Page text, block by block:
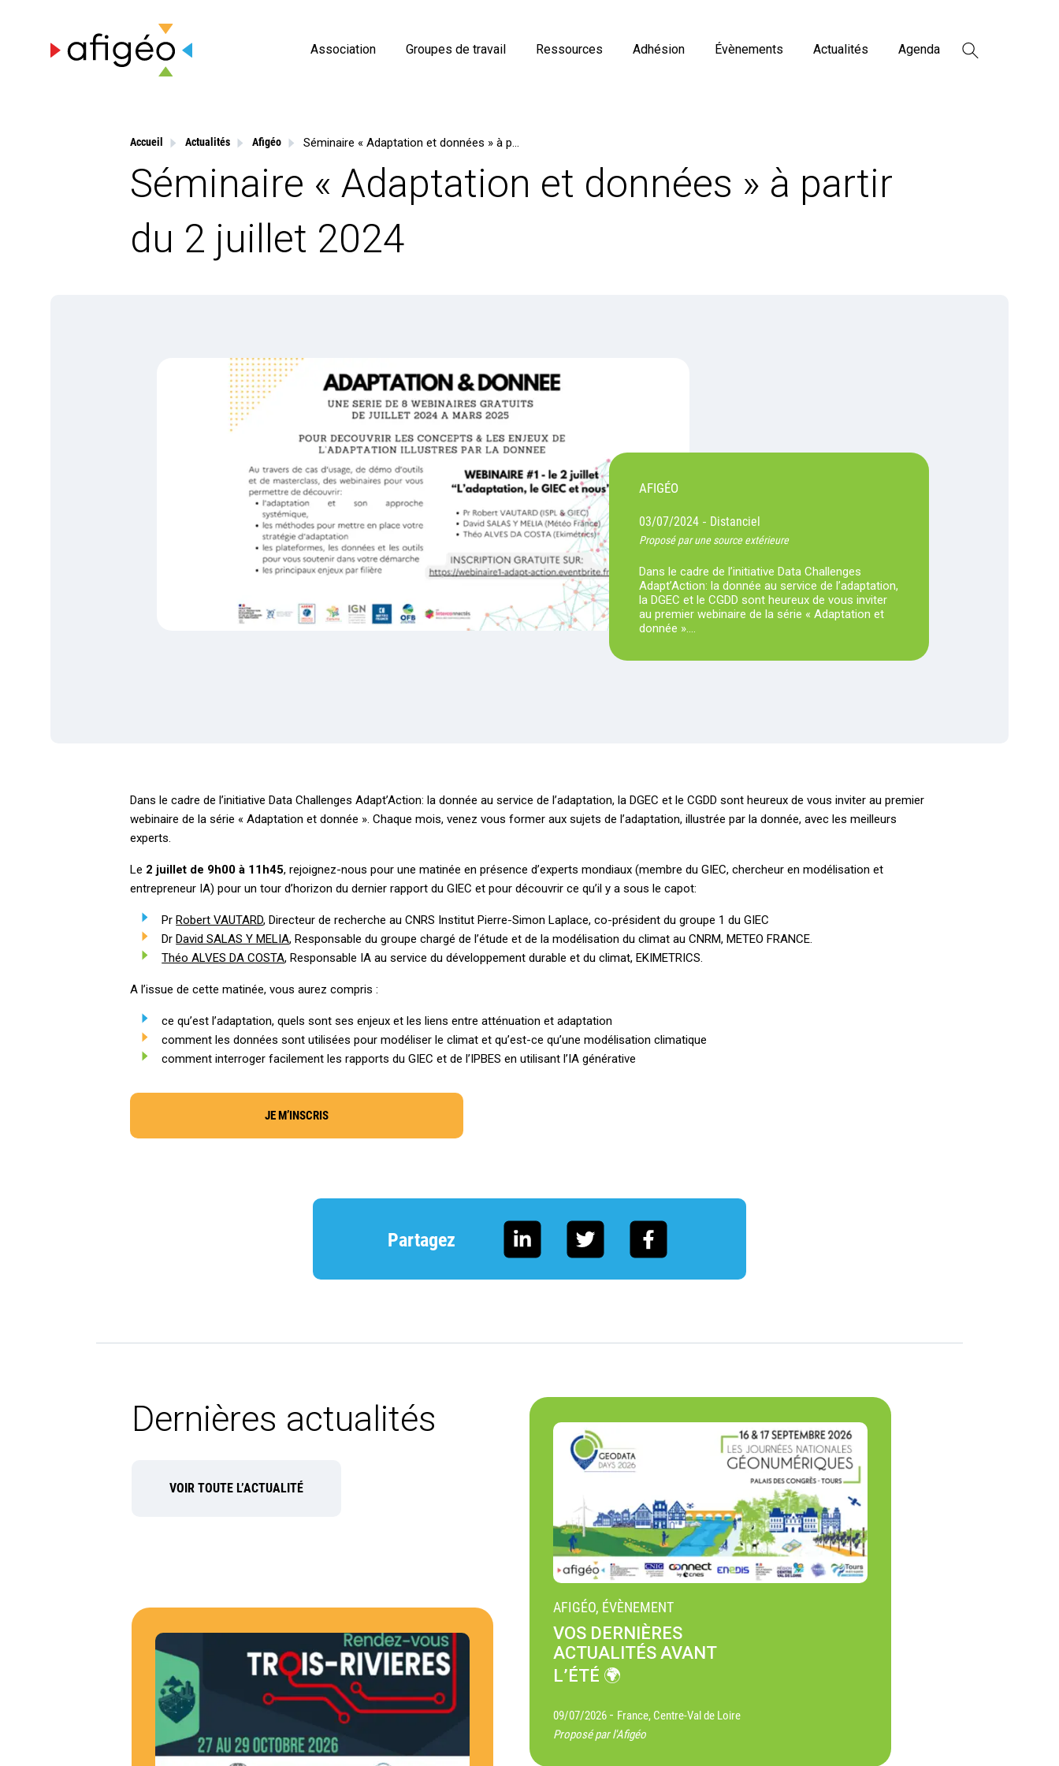
Association Groupes de travail Ressources Adhésion Évènements Actualités Agenda
Accueil Actualités Afigéo
Séminaire « Adaptation et données » à partir
du 2 juillet 2024
AFIGÉO
03/07/2024 - Distanciel
Proposé par une source extérieure
Dans le cadre de l’initiative Data Challenges
Adapt’Action: la donnée au service de l’adaptation,
la DGEC et le CGDD sont heureux de vous inviter
au premier webinaire de la série « Adaptation et
donnée ».…
Dans le cadre de l’initiative Data Challenges Adapt’Action: la donnée au service de l’adaptation, la DGEC et le CGDD sont heureux de vous inviter au premier
webinaire de la série « Adaptation et donnée ». Chaque mois, venez vous former aux sujets de l’adaptation, illustrée par la donnée, avec les meilleurs
experts.
Le 2 juillet de 9h00 à 11h45, rejoignez-nous pour une matinée en présence d’experts mondiaux (membre du GIEC, chercheur en modélisation et
entrepreneur IA) pour un tour d’horizon du dernier rapport du GIEC et pour découvrir ce qu’il y a sous le capot:
PrRobert VAUTARD, Directeur de recherche au CNRS Institut Pierre-Simon Laplace, co-président du groupe 1 du GIEC
DrDavid SALAS Y MELIA, Responsable du groupe chargé de l’étude et de la modélisation du climat au CNRM, METEO FRANCE.
Théo ALVES DA COSTA, Responsable IA au service du développement durable et du climat, EKIMETRICS.
A l’issue de cette matinée, vous aurez compris :
ce qu’est l’adaptation, quels sont ses enjeux et les liens entre atténuation et adaptation
comment les données sont utilisées pour modéliser le climat et qu’est-ce qu’une modélisation climatique
comment interroger facilement les rapports du GIEC et de l’IPBES en utilisant l’IA générative
JE M’INSCRIS
Partagez
Dernières actualités
AFIGÉO, ÉVÈNEMENT
VOS DERNIÈRES
ACTUALITÉS AVANT
L’ÉTÉ 🌍
09/07/2026 - France, Centre-Val de Loire
Proposé par l'Afigéo
VOIR TOUTE L’ACTUALITÉ